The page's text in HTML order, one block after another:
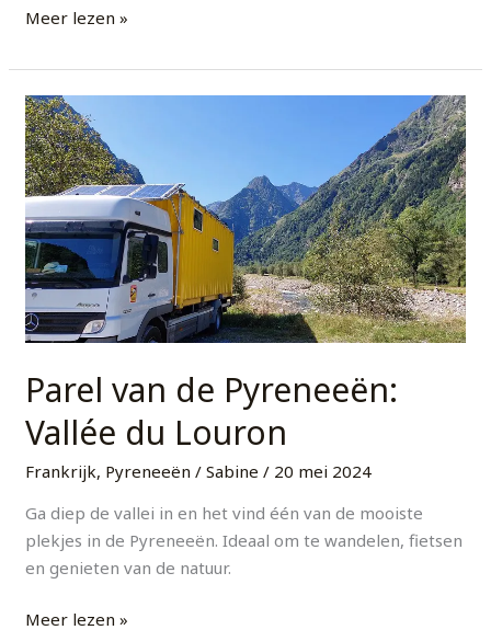
Meer lezen »
Parel van de Pyreneeën:
Vallée du Louron
Frankrijk, Pyreneeën /Sabine/ 20 mei 2024
Ga diep de vallei in en het vind één van de mooiste
plekjes in de Pyreneeën. Ideaal om te wandelen, fietsen
en genieten van de natuur.
Parel
van
de
Pyreneeën:
Vallée
du
Louron
Meer lezen »